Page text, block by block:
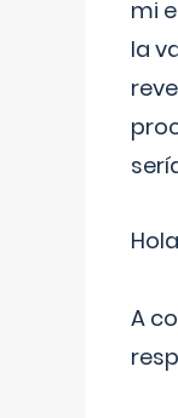
mi
la
A